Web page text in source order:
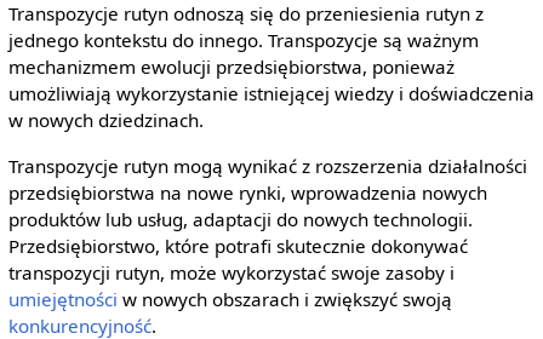
Transpozycje rutyn odnoszą się do przeniesienia rutyn z
jednego kontekstu do innego. Transpozycje są ważnym
mechanizmem ewolucji przedsiębiorstwa, ponieważ
umożliwiają wykorzystanie istniejącej wiedzy i doświadczenia
w nowych dziedzinach.
Transpozycje rutyn mogą wynikać z rozszerzenia działalności
przedsiębiorstwa na nowe rynki, wprowadzenia nowych
produktów lub usług, adaptacji do nowych technologii.
Przedsiębiorstwo, które potrafi skutecznie dokonywać
transpozycji rutyn, może wykorzystać swoje zasoby i
umiejętności w nowych obszarach i zwiększyć swoją
konkurencyjność.